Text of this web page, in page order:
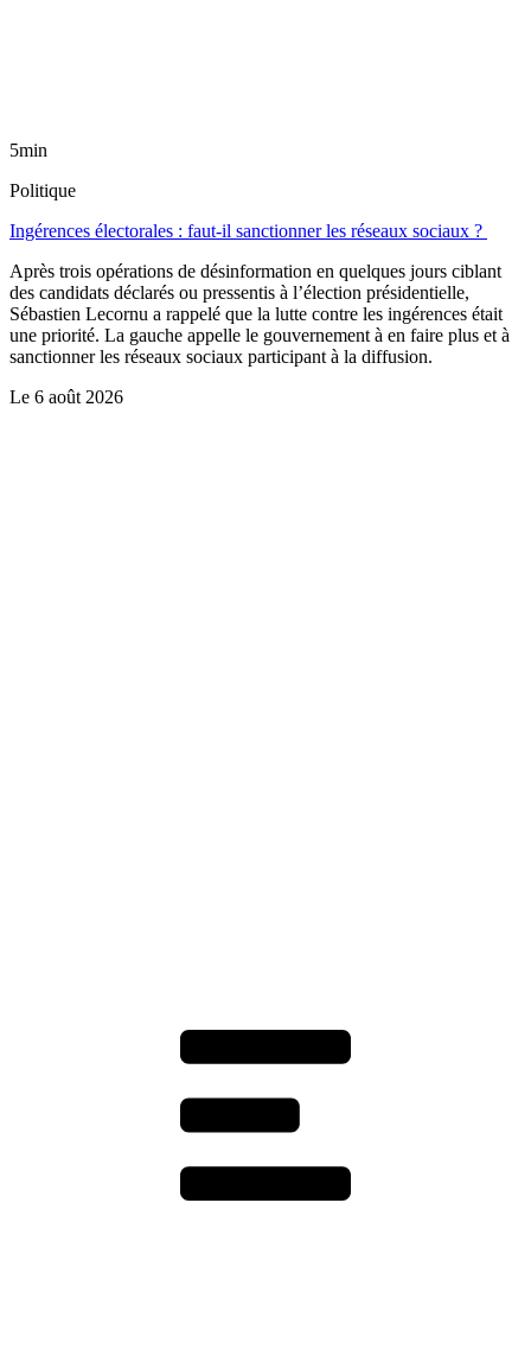
5min
Politique
Ingérences électorales : faut-il sanctionner les réseaux sociaux ?
Après trois opérations de désinformation en quelques jours ciblant
des candidats déclarés ou pressentis à l’élection présidentielle,
Sébastien Lecornu a rappelé que la lutte contre les ingérences était
une priorité. La gauche appelle le gouvernement à en faire plus et à
sanctionner les réseaux sociaux participant à la diffusion.
Le 6 août 2026